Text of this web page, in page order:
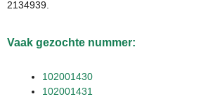
2134939.
Vaak gezochte nummer:
102001430
102001431